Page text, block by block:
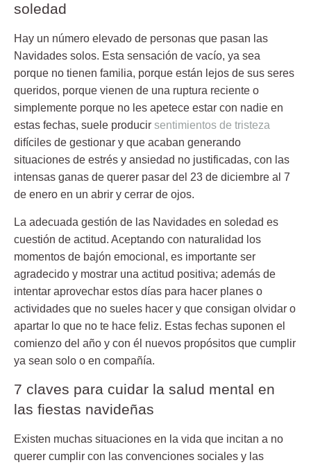
soledad
Hay un número elevado de personas que pasan las
Navidades solos. Esta sensación de vacío, ya sea
porque no tienen familia, porque están lejos de sus seres
queridos, porque vienen de una ruptura reciente o
simplemente porque no les apetece estar con nadie en
estas fechas, suele producir sentimientos de tristeza
difíciles de gestionar y que acaban generando
situaciones de estrés y ansiedad no justificadas, con las
intensas ganas de querer pasar del 23 de diciembre al 7
de enero en un abrir y cerrar de ojos.
La adecuada gestión de las Navidades en soledad es
cuestión de actitud. Aceptando con naturalidad los
momentos de bajón emocional, es importante ser
agradecido y mostrar una actitud positiva; además de
intentar aprovechar estos días para hacer planes o
actividades que no sueles hacer y que consigan olvidar o
apartar lo que no te hace feliz. Estas fechas suponen el
comienzo del año y con él nuevos propósitos que cumplir
ya sean solo o en compañía.
7 claves para cuidar la salud mental en
las fiestas navideñas
Existen muchas situaciones en la vida que incitan a no
querer cumplir con las convenciones sociales y las